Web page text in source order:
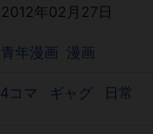
2012年02月27日
青年漫画 漫画
4コマ ギャグ 日常